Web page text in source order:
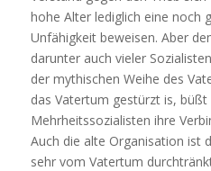
hohe Alter lediglich eine noch
Unfähigkeit beweisen. Aber
darunter auch vieler
der mythischen Weihe des
das Vatertum gestürzt is,
Mehrheitssozialisten ihre
Auch die alte Organisation ist
sehr vom Vatertum